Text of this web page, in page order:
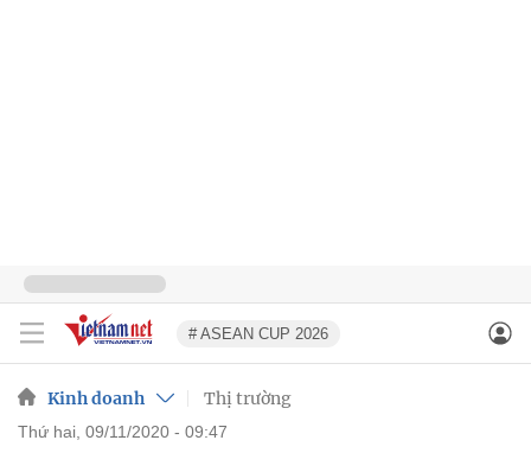
# ASEAN CUP 2026
Kinh doanh Thị trường
thứ hai, 09/11/2020 - 09:47